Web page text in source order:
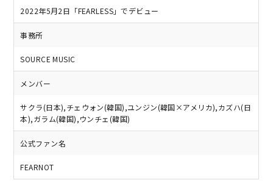
2022年5月2日「FEARLESS」でデビュー
事務所
SOURCE MUSIC
メンバー
サクラ(日本),チェウォン(韓国),ユンジン(韓国×アメリカ),カズハ(日
本),ガラム(韓国),ウンチェ(韓国)
公式ファン名
FEARNOT